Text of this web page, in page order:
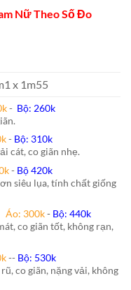
Nữ Theo Số Đo
x 1m55
- Bộ: 260k
- Bộ: 310k
cát, co giãn nhẹ.
- Bộ 420k
siêu lụa, tính chất giống
300k- Bộ: 440k
co giãn tốt, không rạn,
-- Bộ: 530k
co giãn, nặng vải, không